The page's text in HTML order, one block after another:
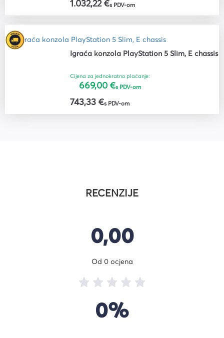
1.032,22 €s PDV-om
Igraća konzola PlayStation 5 Slim, E chassis
Cijena za jednokratno plaćanje:
669,00 €s PDV-om
743,33 €s PDV-om
RECENZIJE
0,00
Od 0 ocjena
0%